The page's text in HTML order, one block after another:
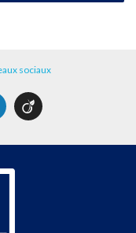
sociaux
LinkedIn